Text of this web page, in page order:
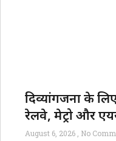
दिव्यांगजनों के
रेलवे, मेट्रो और
समावेशी भारत
August 6, 2026 No